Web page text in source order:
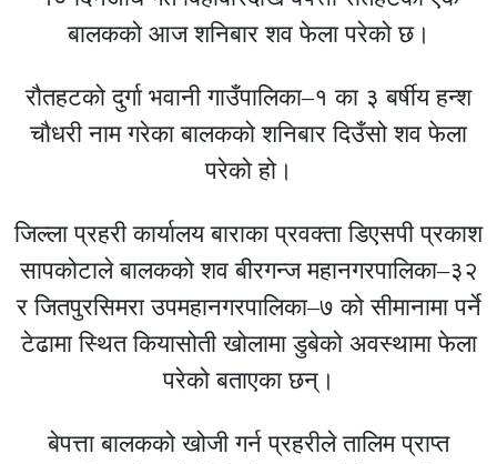
बालकको आज शनिबार शव फेला परेको छ।
रौतहटको दुर्गा भवानी गाउँपालिका–१ का ३ बर्षीय हन्श
चौधरी नाम गरेका बालकको शनिबार दिउँसो शव फेला
परेको हो।
जिल्ला प्रहरी कार्यालय बाराका प्रवक्ता डिएसपी प्रकाश
सापकोटाले बालकको शव बीरगन्ज महानगरपालिका–३२
र जितपुरसिमरा उपमहानगरपालिका–७ को सीमानामा पर्ने
टेढामा स्थित कियासोती खोलामा डुबेको अवस्थामा फेला
परेको बताएका छन्।
बेपत्ता बालकको खोजी गर्न प्रहरीले तालिम प्राप्त